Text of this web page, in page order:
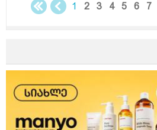
1 2 3 4 5 6 7